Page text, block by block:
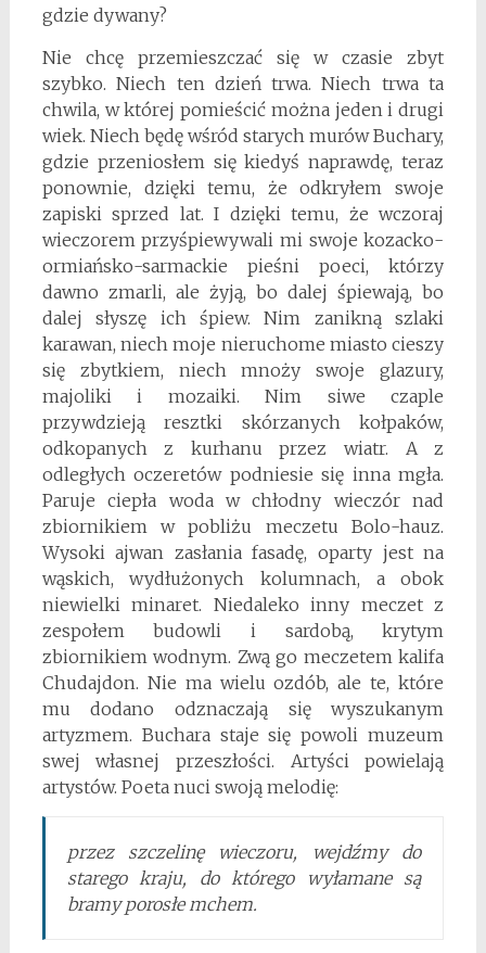
gdzie dywany?
Nie chcę przemieszczać się w czasie zbyt
szybko. Niech ten dzień trwa. Niech trwa ta
chwila, w której pomieścić można jeden i drugi
wiek. Niech będę wśród starych murów Buchary,
gdzie przeniosłem się kiedyś naprawdę, teraz
ponownie, dzięki temu, że odkryłem swoje
zapiski sprzed lat. I dzięki temu, że wczoraj
wieczorem przyśpiewywali mi swoje kozacko-
ormiańsko-sarmackie pieśni poeci, którzy
dawno zmarli, ale żyją, bo dalej śpiewają, bo
dalej słyszę ich śpiew. Nim zanikną szlaki
karawan, niech moje nieruchome miasto cieszy
się zbytkiem, niech mnoży swoje glazury,
majoliki i mozaiki. Nim siwe czaple
przywdzieją resztki skórzanych kołpaków,
odkopanych z kurhanu przez wiatr. A z
odległych oczeretów podniesie się inna mgła.
Paruje ciepła woda w chłodny wieczór nad
zbiornikiem w pobliżu meczetu Bolo-hauz.
Wysoki ajwan zasłania fasadę, oparty jest na
wąskich, wydłużonych kolumnach, a obok
niewielki minaret. Niedaleko inny meczet z
zespołem budowli i sardobą, krytym
zbiornikiem wodnym. Zwą go meczetem kalifa
Chudajdon. Nie ma wielu ozdób, ale te, które
mu dodano odznaczają się wyszukanym
artyzmem. Buchara staje się powoli muzeum
swej własnej przeszłości. Artyści powielają
artystów. Poeta nuci swoją melodię:
przez szczelinę wieczoru, wejdźmy do
starego kraju, do którego wyłamane są
bramy porosłe mchem.